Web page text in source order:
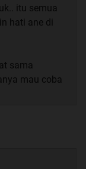
itu semua
hati ane di
sama
mau coba